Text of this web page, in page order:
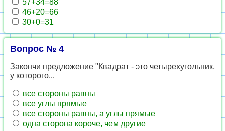
57+34=88
46+20=66
30+0=31
Вопрос № 4
Закончи предложение "Квадрат - это четырехугольник,
у которого...
все стороны равны
все углы прямые
все стороны равны, а углы прямые
одна сторона короче, чем другие